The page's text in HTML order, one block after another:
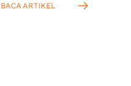
Menurut KBBI, istilah ini
BACA ARTIKEL